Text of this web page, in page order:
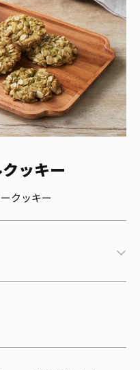
ッキー
クッキー